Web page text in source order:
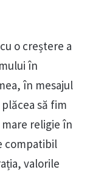
o creștere a
în
în mesajul
să fim
religie în
compatibil
valorile